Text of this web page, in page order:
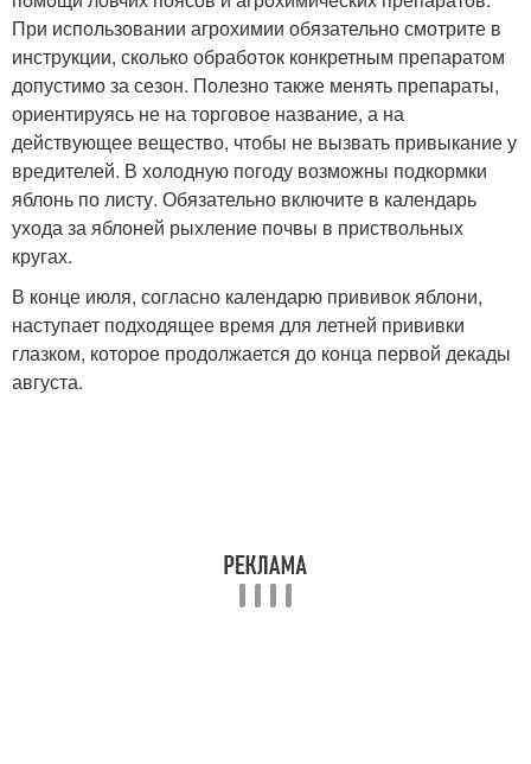
При использовании агрохимии обязательно смотрите в
инструкции, сколько обработок конкретным препаратом
допустимо за сезон. Полезно также менять препараты,
ориентируясь не на торговое название, а на
действующее вещество, чтобы не вызвать привыкание у
вредителей. В холодную погоду возможны подкормки
яблонь по листу. Обязательно включите в календарь
ухода за яблоней рыхление почвы в приствольных
кругах.
В конце июля, согласно календарю прививок яблони,
наступает подходящее время для летней прививки
глазком, которое продолжается до конца первой декады
августа.